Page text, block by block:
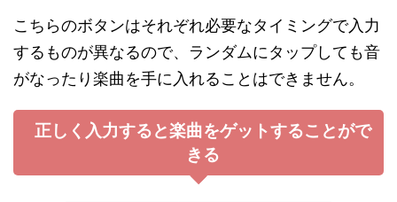
こちらのボタンはそれぞれ必要なタイミングで入力
するものが異なるので、ランダムにタップしても音
がなったり楽曲を手に入れることはできません。
正しく入力すると楽曲をゲットすることがで
きる